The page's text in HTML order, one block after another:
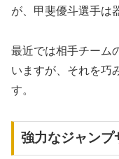
が、甲斐優斗選手は
最近では相手チーム
いますが、それを巧
す。
強力なジャンプ